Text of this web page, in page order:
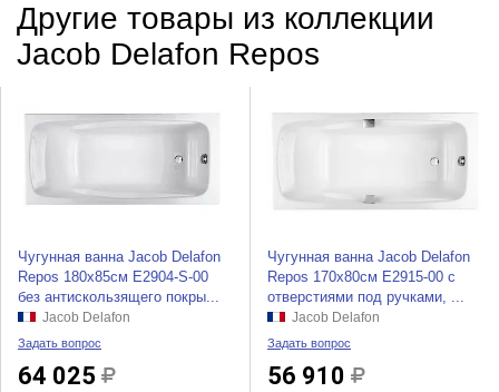
Другие товары из коллекции
Jacob Delafon Repos
Чугунная ванна Jacob Delafon
Repos 180x85см E2904-S-00
без антискользящего покры...
Jacob Delafon
Задать вопрос
64 025
Чугунная ванна Jacob Delafon
Repos 170x80см E2915-00 с
отверстиями под ручками, ...
Jacob Delafon
Задать вопрос
56 910